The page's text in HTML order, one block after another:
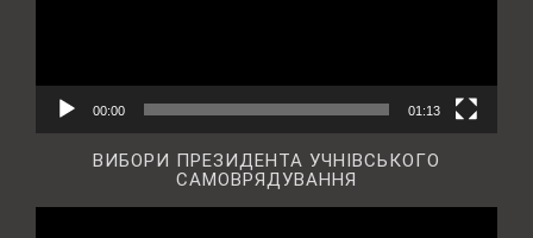
00:00 01:13
ВИБОРИ ПРЕЗИДЕНТА УЧНІВСЬКОГО
САМОВРЯДУВАННЯ